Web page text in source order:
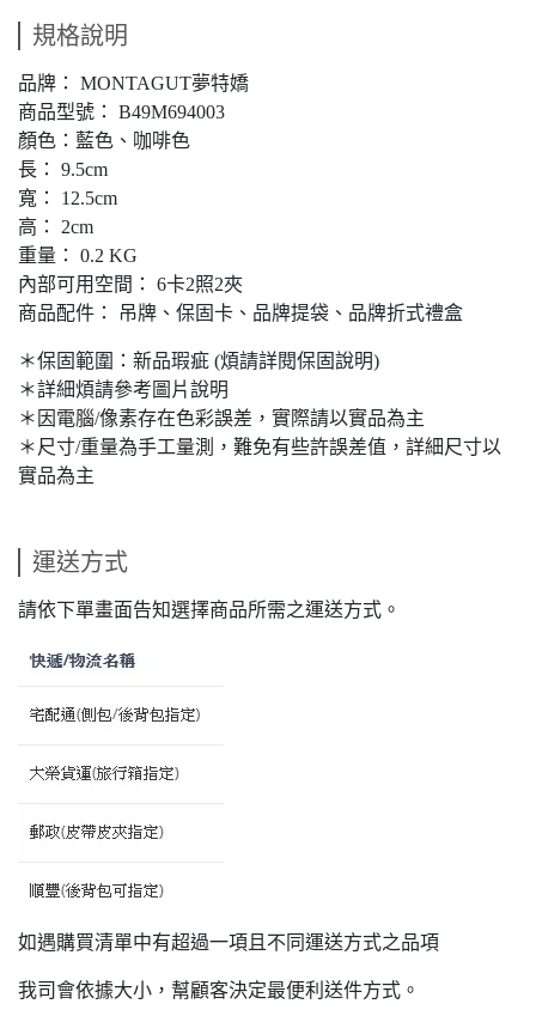
規格說明
品牌： MONTAGUT夢特嬌
商品型號： B49M694003
顏色：藍色、咖啡色
長： 9.5cm
寬： 12.5cm
高： 2cm
重量： 0.2 KG
內部可用空間： 6卡2照2夾
商品配件： 吊牌、保固卡、品牌提袋、品牌折式禮盒
＊保固範圍：新品瑕疵 (煩請詳閱保固說明)
＊詳細煩請參考圖片說明
＊因電腦/像素存在色彩誤差，實際請以實品為主
＊尺寸/重量為手工量測，難免有些許誤差值，詳細尺寸以
實品為主
運送方式
請依下單畫面告知選擇商品所需之運送方式。
如遇購買清單中有超過一項且不同運送方式之品項
我司會依據大小，幫顧客決定最便利送件方式。